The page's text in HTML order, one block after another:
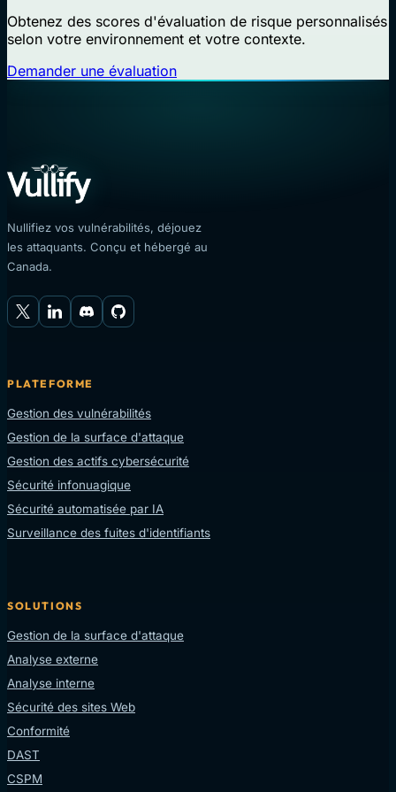
Obtenez des scores d'évaluation de risque personnalisés
selon votre environnement et votre contexte.
Demander une évaluation
Nullifiez vos vulnérabilités, déjouez
les attaquants. Conçu et hébergé au
Canada.
PLATEFORME
Gestion des vulnérabilités
Gestion de la surface d'attaque
Gestion des actifs cybersécurité
Sécurité infonuagique
Sécurité automatisée par IA
Surveillance des fuites d'identifiants
SOLUTIONS
Gestion de la surface d'attaque
Analyse externe
Analyse interne
Sécurité des sites Web
Conformité
DAST
CSPM